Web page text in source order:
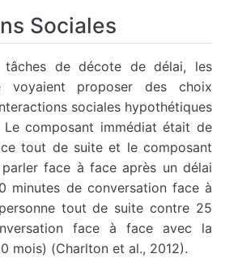
Sociales
tâches de décote de délai, les
voyaient proposer des choix
sociales hypothétiques
composant immédiat était de
tout de suite et le composant
face à face après un délai
minutes de conversation face à
tout de suite contre 25
face à face avec la
mois) (Charlton et al., 2012).